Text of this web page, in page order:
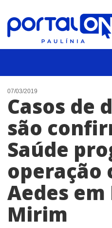
CIDADES
EVENTOS
EMPREGO
ANIVERSÁRIO DAS CIDADES
ANUNCIE
CONTATO
07/03/2019
Casos de
são
Saúde
operação
Aedes em
Mirim